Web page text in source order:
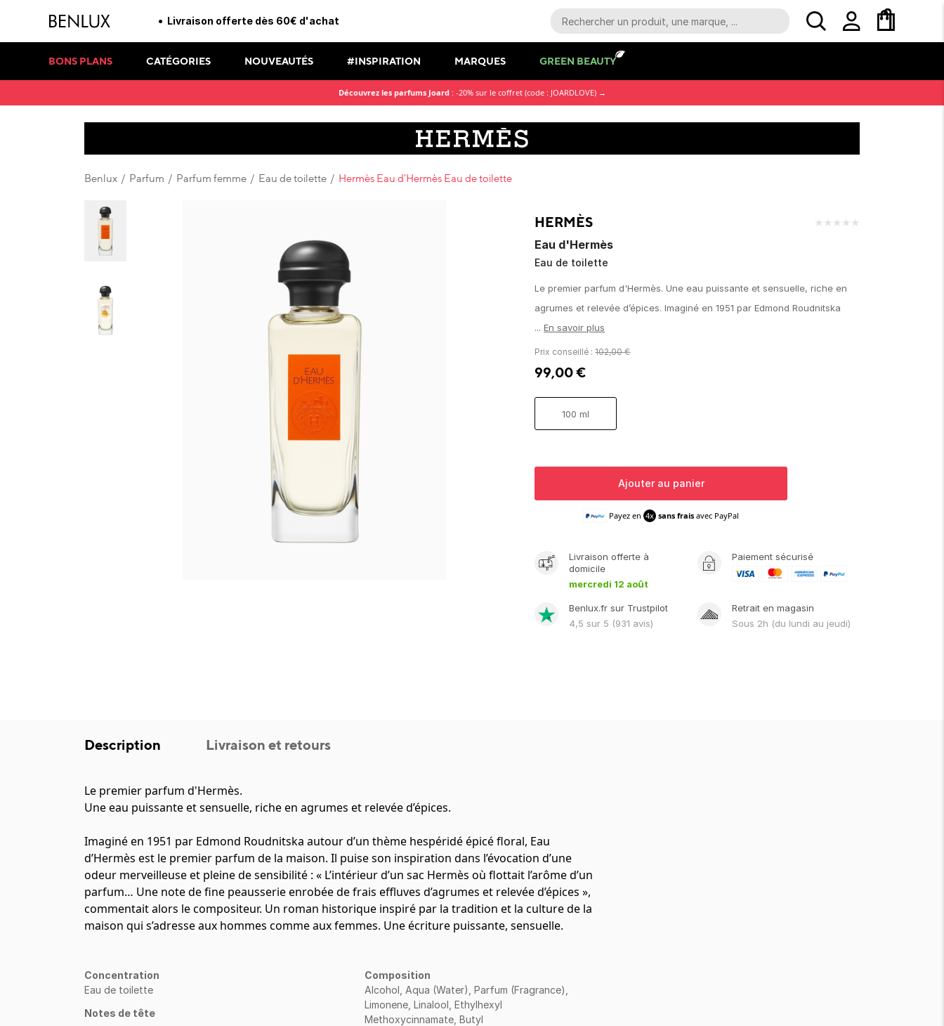
3 échantillons offerts pour chaque commande
BONS PLANS CATÉGORIES NOUVEAUTÉS #INSPIRATION MARQUES GREEN BEAUTY
Découvrez les parfums Joard : -20% sur le coffret (code : JOARDLOVE) →
Benlux / Parfum / Parfum femme / Eau de toilette / Hermès Eau d'Hermès Eau de toilette
Eau d'Hermès
Eau de toilette
HERMÈS ★ ★ ★ ★ ★
Le premier parfum d'Hermès. Une eau puissante et sensuelle, riche en
agrumes et relevée d’épices. Imaginé en 1951 par Edmond Roudnitska
... En savoir plus
Prix conseillé :102,00€
99,00€
100 ml
Ajouter au panier
Payez en 4x sans frais avec PayPal
Livraison offerte à
domicile
mercredi 12 août
Paiement sécurisé
Benlux.fr sur Trustpilot
4,5 sur 5 (931 avis)
Retrait en magasin
Sous 2h (du lundi au jeudi)
Description Livraison et retours
Le premier parfum d'Hermès.
Une eau puissante et sensuelle, riche en agrumes et relevée d’épices.
Imaginé en 1951 par Edmond Roudnitska autour d’un thème hespéridé épicé floral, Eau
d’Hermès est le premier parfum de la maison. Il puise son inspiration dans l’évocation d’une
odeur merveilleuse et pleine de sensibilité : « L’intérieur d’un sac Hermès où flottait l’arôme d’un
parfum… Une note de fine peausserie enrobée de frais effluves d’agrumes et relevée d’épices »,
commentait alors le compositeur. Un roman historique inspiré par la tradition et la culture de la
maison qui s’adresse aux hommes comme aux femmes. Une écriture puissante, sensuelle.
Concentration
Eau de toilette
Notes de tête
Composition
Alcohol, Aqua (Water), Parfum (Fragrance),
Limonene, Linalool, Ethylhexyl
Methoxycinnamate, Butyl